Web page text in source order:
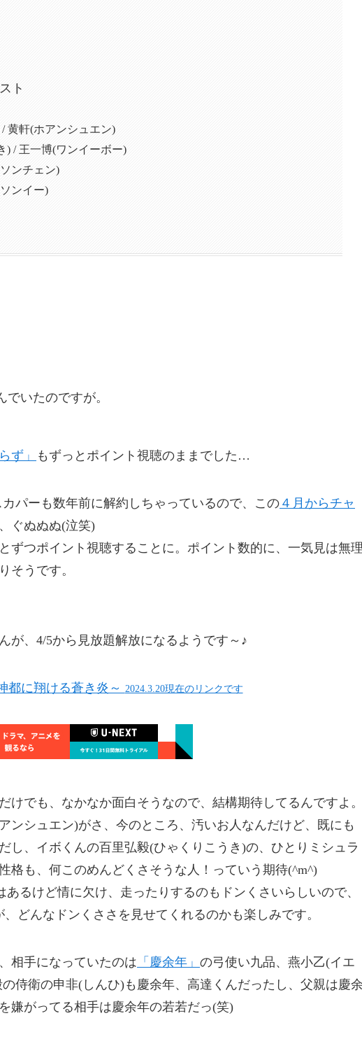
ト
黄軒(ホアンシュエン)
) / 王一博(ワンイーボー)
ンチェン)
ンイー)
いたのですが。
ず」 もずっとポイント視聴のままでした…
パーも数年前に解約しちゃっているので、この ４月からチャ
ぐぬぬぬ(泣笑)
ずつポイント視聴することに。ポイント数的に、一気見は無
そうです。
が、4/5から見放題解放になるようです～♪
都に翔ける蒼き炎～ 2024.3.20現在のリンクです
けでも、なかなか面白そうなので、結構期待してるんですよ
ンシュエン)がさ、今のところ、汚いお人なんだけど、既にも
し、イボくんの百里弘毅(ひゃくりこうき)の、ひとりミシュラ
格も、何このめんどくさそうな人！っていう期待(^m^)
るけど情に欠け、走ったりするのもドンくさいらしいので、
どんなドンくささを見せてくれるのかも楽しみです。
相手になっていたのは 「慶余年」 の弓使い九品、燕小乙(イエ
侍衛の申非(しんひ)も慶余年、高達くんだったし、父親は慶
嫌がってる相手は慶余年の若若だっ(笑)